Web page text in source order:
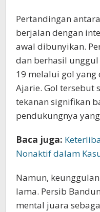
Pertandingan
berjalan dengan
awal dibunyikan.
dan berhasil
19 melalui gol yang
Ajarie. Gol tersebut
tekanan signifikan
pendukungnya
Baca juga:
Nonaktif dalam
Namun,
lama. Persib
mental juara